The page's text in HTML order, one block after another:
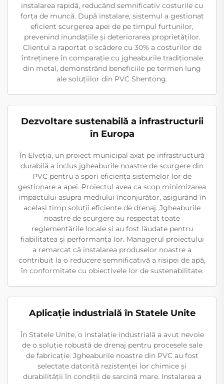
instalarea rapidă, reducând semnificativ costurile cu
forța de muncă. După instalare, sistemul a gestionat
eficient scurgerea apei de pe timpul furtunilor,
prevenind inundațiile și deteriorarea proprietăților.
Clientul a raportat o scădere cu 30% a costurilor de
întreținere în comparație cu jgheaburile tradiționale
din metal, demonstrând beneficiile pe termen lung
ale soluțiilor din PVC Shentong.
Dezvoltare sustenabilă a infrastructurii
în Europa
În Elveția, un proiect municipal axat pe infrastructură
durabilă a inclus jgheaburile noastre de scurgere din
PVC pentru a spori eficiența sistemelor lor de
gestionare a apei. Proiectul avea ca scop minimizarea
impactului asupra mediului înconjurător, asigurând în
același timp soluții eficiente de drenaj. Jgheaburile
noastre de scurgere au respectat toate
reglementările locale și au fost lăudate pentru
fiabilitatea și performanța lor. Managerul proiectului
a remarcat că instalarea produselor noastre a
contribuit la o reducere semnificativă a risipei de apă,
în conformitate cu obiectivele lor de sustenabilitate.
Aplicație industrială în Statele Unite
În Statele Unite, o instalație industrială a avut nevoie
de o soluție robustă de drenaj pentru procesele sale
de fabricație. Jgheaburile noastre din PVC au fost
selectate datorită rezistenței lor chimice și
durabilității în condiții de sarcină mare. Instalarea a